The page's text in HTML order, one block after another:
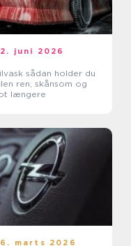
juni 2026
sådan holder du
ren, skånsom og
længere
marts 2026